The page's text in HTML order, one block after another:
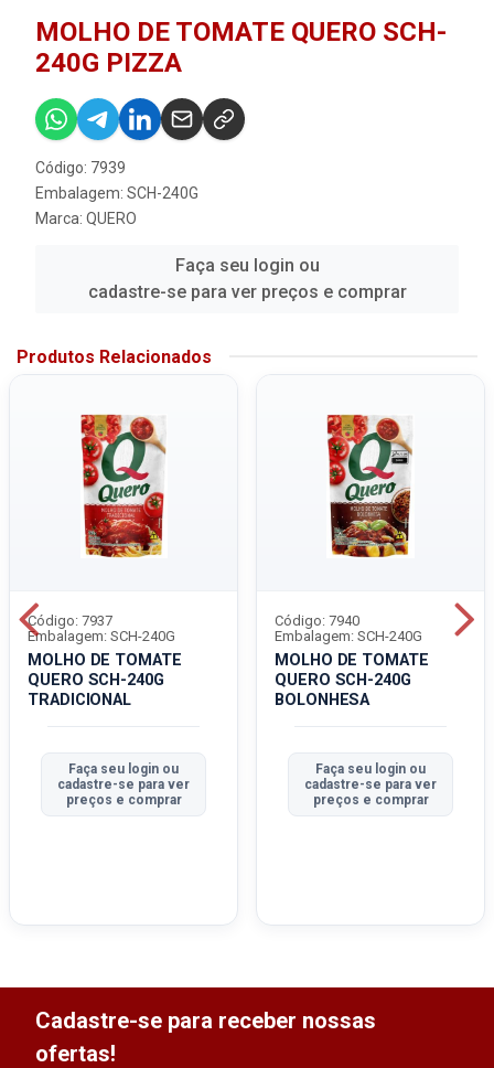
MOLHO DE TOMATE QUERO SCH-
240G PIZZA
Código: 7939
Embalagem: SCH-240G
Marca: QUERO
Faça seu login ou
cadastre-se para ver preços e comprar
Produtos Relacionados
MOLHO DE TOMATE
QUERO SCH-240G
TRADICIONAL
Código: 7937
Embalagem: SCH-240G
Faça seu login ou
cadastre-se para ver
preços e comprar
MOLHO DE TOMATE
QUERO SCH-240G
BOLONHESA
Código: 7940
Embalagem: SCH-240G
Faça seu login ou
cadastre-se para ver
preços e comprar
Cadastre-se para receber nossas
ofertas!